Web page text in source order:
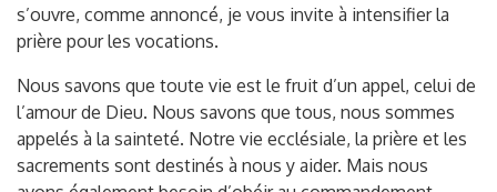
s’ouvre, comme annoncé, je vous invite à intensifier la
prière pour les vocations.
Nous savons que toute vie est le fruit d’un appel, celui de
l’amour de Dieu. Nous savons que tous, nous sommes
appelés à la sainteté. Notre vie ecclésiale, la prière et les
sacrements sont destinés à nous y aider. Mais nous